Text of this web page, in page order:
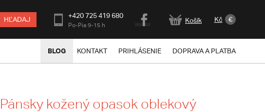
HĽADAJ +420 725 419 680
Po-Pia 9-15 h
Košík Kč €
BLOG KONTAKT PRIHLÁSENIE DOPRAVA A PLATBA
Pánsky kožený opasok oblekový